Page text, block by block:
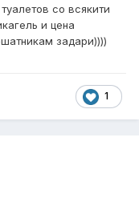
со всякити
и цена
задари))))
1